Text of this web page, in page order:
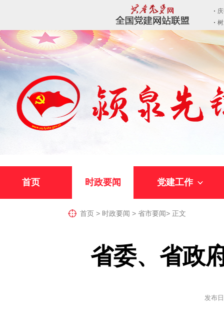
首页 时政要闻 党建工作
首页 > 时政要闻 > 省市要闻> 正文
省委、省政
发布